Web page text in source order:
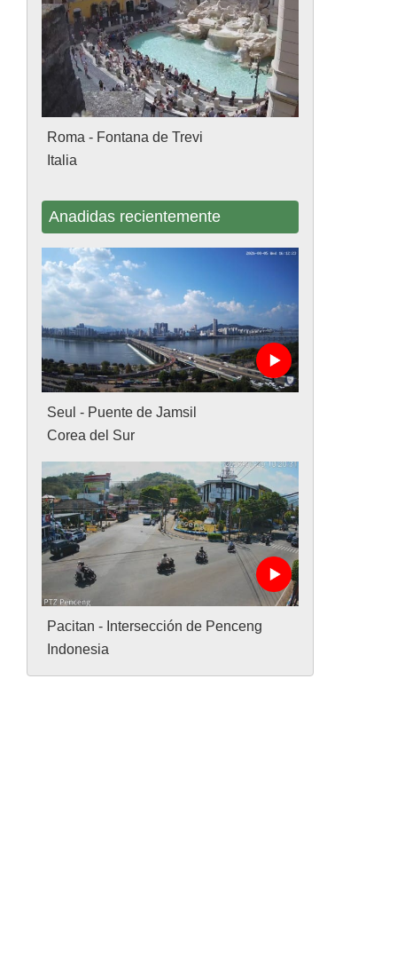
Roma - Fontana de Trevi
Italia
Anadidas recientemente
Seul - Puente de Jamsil
Corea del Sur
Pacitan - Intersección de Penceng
Indonesia